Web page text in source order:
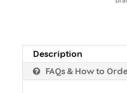
Description
FAQs & How to